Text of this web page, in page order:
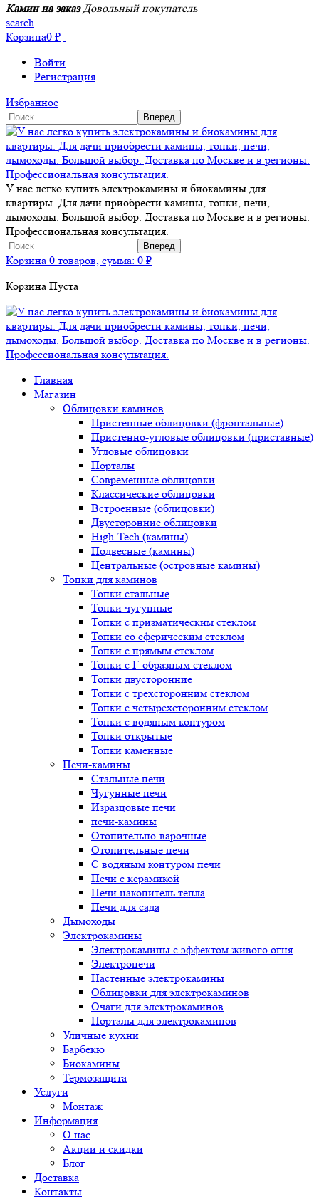
Камин на заказ Довольный покупатель
search
Корзина0 ₽
Войти
Регистрация
Избранное
У нас легко купить электрокамины и биокамины для
квартиры. Для дачи приобрести камины, топки, печи,
дымоходы. Большой выбор. Доставка по Москве и в регионы.
Профессиональная консультация.
Корзина 0 товаров, сумма: 0 ₽
Корзина Пуста
Главная
Магазин
Облицовки каминов
Пристенные облицовки (фронтальные)
Пристенно-угловые облицовки (приставные)
Угловые облицовки
Порталы
Современные облицовки
Классические облицовки
Встроенные (облицовки)
Двусторонние облицовки
High-Tech (камины)
Подвесные (камины)
Центральные (островные камины)
Топки для каминов
Топки стальные
Топки чугунные
Топки с призматическим стеклом
Топки со сферическим стеклом
Топки с прямым стеклом
Топки с Г-образным стеклом
Топки двусторонние
Топки с трехсторонним стеклом
Топки с четырехсторонним стеклом
Топки с водяным контуром
Топки открытые
Топки каменные
Печи-камины
Стальные печи
Чугунные печи
Изразцовые печи
печи-камины
Отопительно-варочные
Отопительные печи
С водяным контуром печи
Печи с керамикой
Печи накопитель тепла
Печи для сада
Дымоходы
Электрокамины
Электрокамины с эффектом живого огня
Электропечи
Настенные электрокамины
Облицовки для электрокаминов
Очаги для электрокаминов
Порталы для электрокаминов
Уличные кухни
Барбекю
Биокамины
Термозащита
Услуги
Монтаж
Информация
О нас
Акции и скидки
Блог
Доставка
Контакты